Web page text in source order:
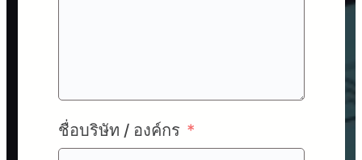
ชื่อบริษัท / องค์กร